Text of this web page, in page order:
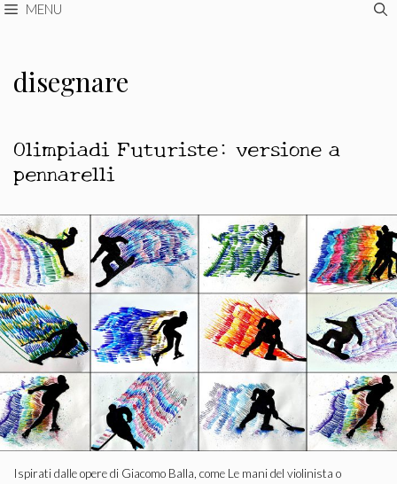
MENU
disegnare
Olimpiadi Futuriste: versione a
pennarelli
Ispirati dalle opere di Giacomo Balla, come Le mani del violinista o